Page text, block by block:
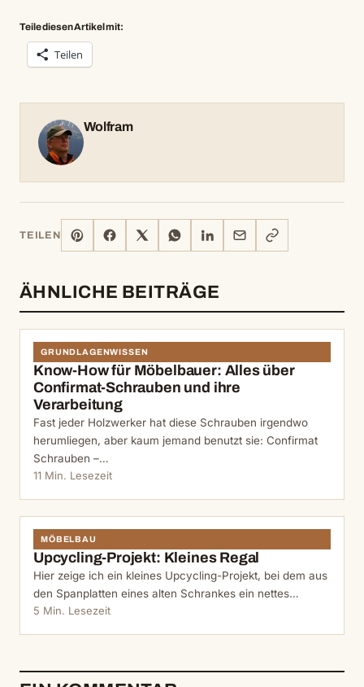
Teile diesen Artikel mit:
Teilen
Wolfram
TEILEN
PINTERESTFACEBOOK WHATSAPPLINKEDIN
MAIL
LINK
KOPIEREN
ÄHNLICHE BEITRÄGE
GRUNDLAGENWISSEN
Know-How für Möbelbauer: Alles über
Confirmat-Schrauben und ihre
Verarbeitung
Fast jeder Holzwerker hat diese Schrauben irgendwo
herumliegen, aber kaum jemand benutzt sie: Confirmat
Schrauben –…
11 Min. Lesezeit
MÖBELBAU
Upcycling-Projekt: Kleines Regal
Hier zeige ich ein kleines Upcycling-Projekt, bei dem aus
den Spanplatten eines alten Schrankes ein nettes…
5 Min. Lesezeit